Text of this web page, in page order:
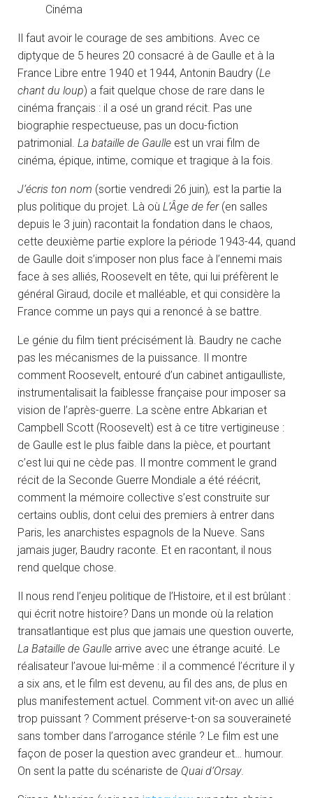
Cinéma
Il faut avoir le courage de ses ambitions. Avec ce
diptyque de 5 heures 20 consacré à de Gaulle et à la
France Libre entre 1940 et 1944, Antonin Baudry (Le
chant du loup) a fait quelque chose de rare dans le
cinéma français : il a osé un grand récit. Pas une
biographie respectueuse, pas un docu-fiction
patrimonial. La bataille de Gaulle est un vrai film de
cinéma, épique, intime, comique et tragique à la fois.
J’écris ton nom (sortie vendredi 26 juin), est la partie la
plus politique du projet. Là où L’Âge de fer(en salles
depuis le 3 juin) racontait la fondation dans le chaos,
cette deuxième partie explore la période 1943-44, quand
de Gaulle doit s’imposer non plus face à l’ennemi mais
face à ses alliés, Roosevelt en tête, qui lui préfèrent le
général Giraud, docile et malléable, et qui considère la
France comme un pays qui a renoncé à se battre.
Le génie du film tient précisément là. Baudry ne cache
pas les mécanismes de la puissance. Il montre
comment Roosevelt, entouré d’un cabinet antigaulliste,
instrumentalisait la faiblesse française pour imposer sa
vision de l’après-guerre. La scène entre Abkarian et
Campbell Scott (Roosevelt) est à ce titre vertigineuse :
de Gaulle est le plus faible dans la pièce, et pourtant
c’est lui qui ne cède pas. Il montre comment le grand
récit de la Seconde Guerre Mondiale a été réécrit,
comment la mémoire collective s’est construite sur
certains oublis, dont celui des premiers à entrer dans
Paris, les anarchistes espagnols de la Nueve. Sans
jamais juger, Baudry raconte. Et en racontant, il nous
rend quelque chose.
Il nous rend l’enjeu politique de l’Histoire, et il est brûlant :
qui écrit notre histoire? Dans un monde où la relation
transatlantique est plus que jamais une question ouverte,
La Bataille de Gaulle arrive avec une étrange acuité. Le
réalisateur l’avoue lui-même : il a commencé l’écriture il y
a six ans, et le film est devenu, au fil des ans, de plus en
plus manifestement actuel. Comment vit-on avec un allié
trop puissant ? Comment préserve-t-on sa souveraineté
sans tomber dans l’arrogance stérile ? Le film est une
façon de poser la question avec grandeur et… humour.
On sent la patte du scénariste de Quai d’Orsay.